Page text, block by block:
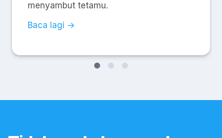
menyambut tetamu.
Baca lagi →